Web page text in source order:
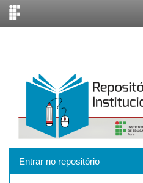
Entrar no repositório